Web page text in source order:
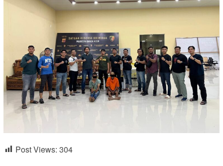
Post Views: 304